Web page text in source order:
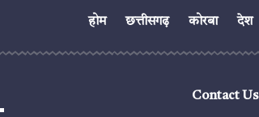
होम छत्तीसगढ़ कोरबा देश
Contact Us